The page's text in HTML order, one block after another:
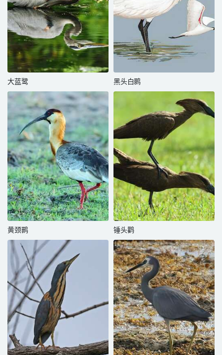
大蓝鹭 黑头白鹮
黄颈鹮 锤头鹳